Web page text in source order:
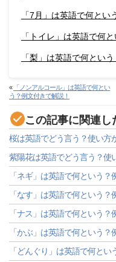
「7月」は英語で何とい
「トイレ」は英語で何
「梨」は英語で何とい
« 「ノンアルコール」は英語で何とい
う？例文付きで解説！
この記事に関連し
桜は英語でどう言う？使い方
紫陽花は英語でどう言う？使
「ネギ」は英語で何という？
「なす」は英語で何という？
「ナス」は英語で何という？
「かぶ」は英語で何という？
「どんぐり」は英語で何とい